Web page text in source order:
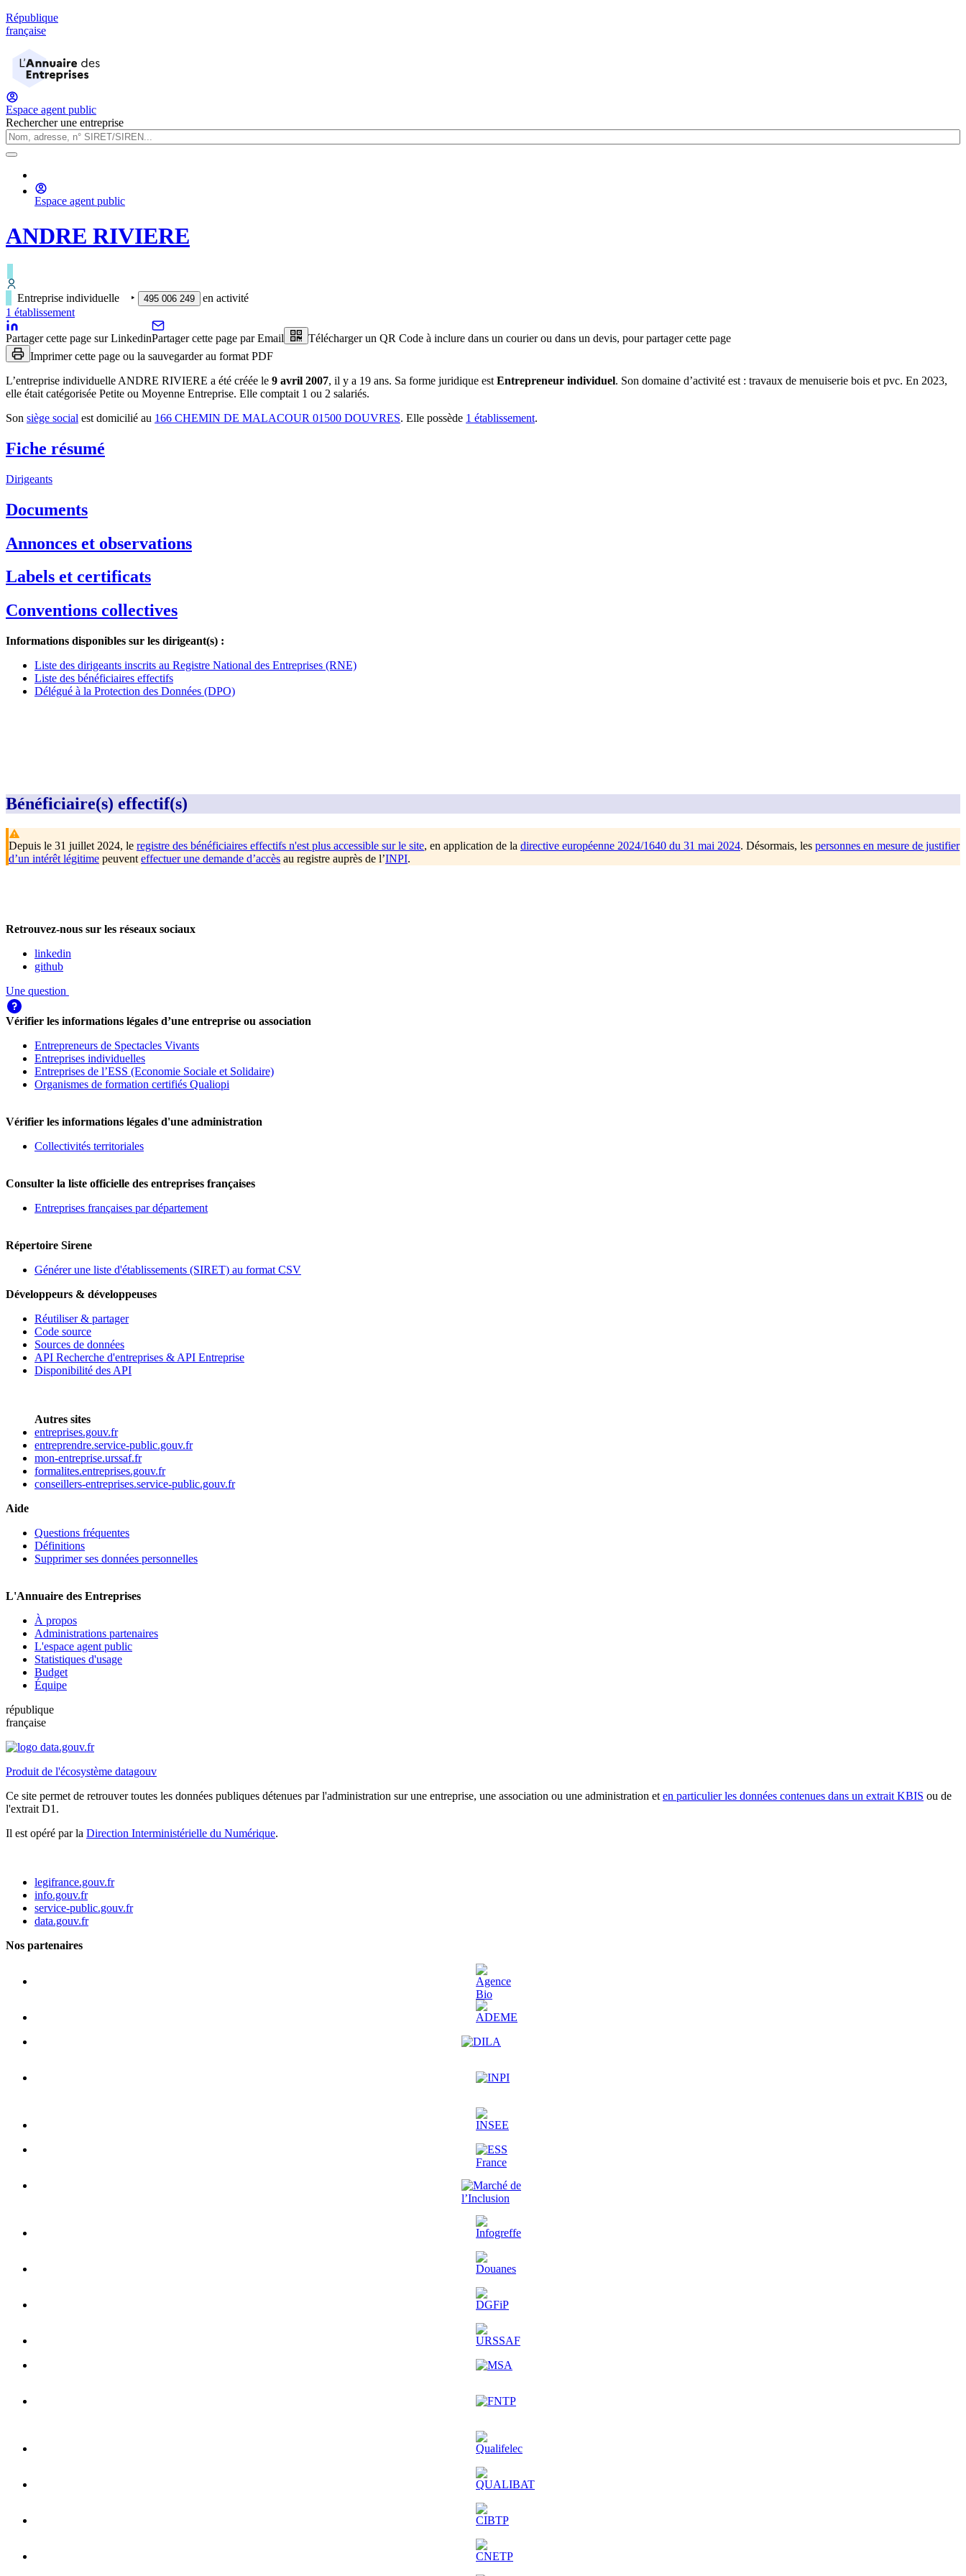
République
française
Espace agent public
Rechercher une entreprise
Espace agent public
ANDRE RIVIERE
Entreprise individuelle ‣ 495 006 249
en activité
1 établissement
Partager cette page sur LinkedinPartager cette page par Email
Télécharger un QR Code à inclure dans un courier ou dans un devis, pour partager cette page
Imprimer cette page ou la sauvegarder au format PDF
L’entreprise individuelle ANDRE RIVIERE a été créée le 9 avril 2007, il y a 19 ans. Sa forme juridique est Entrepreneur individuel. Son domaine d’activité est : travaux de menuiserie bois et pvc. En 2023,
elle était catégorisée Petite ou Moyenne Entreprise. Elle comptait 1 ou 2 salariés.
Son siège social est domicilié au 166 CHEMIN DE MALACOUR 01500 DOUVRES. Elle possède 1 établissement.
Fiche résumé
Dirigeants
Documents
Annonces et observations
Labels et certificats
Conventions collectives
Informations disponibles sur les dirigeant(s) :
Liste des dirigeants inscrits au Registre National des Entreprises (RNE)
Liste des bénéficiaires effectifs
Délégué à la Protection des Données (DPO)
Bénéficiaire(s) effectif(s)
Depuis le 31 juillet 2024, le registre des bénéficiaires effectifs n'est plus accessible sur le site, en application de la directive européenne 2024/1640 du 31 mai 2024. Désormais, les personnes en mesure de justifier
d’un intérêt légitime peuvent effectuer une demande d’accès au registre auprès de l’INPI.
Retrouvez-nous sur les réseaux sociaux
linkedin
github
Une question
Vérifier les informations légales d’une entreprise ou association
Entrepreneurs de Spectacles Vivants
Entreprises individuelles
Entreprises de l’ESS (Economie Sociale et Solidaire)
Organismes de formation certifiés Qualiopi
Vérifier les informations légales d'une administration
Collectivités territoriales
Consulter la liste officielle des entreprises françaises
Entreprises françaises par département
Répertoire Sirene
Générer une liste d'établissements (SIRET) au format CSV
Développeurs & développeuses
Réutiliser & partager
Code source
Sources de données
API Recherche d'entreprises & API Entreprise
Disponibilité des API
Autres sites
entreprises.gouv.fr
entreprendre.service-public.gouv.fr
mon-entreprise.urssaf.fr
formalites.entreprises.gouv.fr
conseillers-entreprises.service-public.gouv.fr
Aide
Questions fréquentes
Définitions
Supprimer ses données personnelles
L'Annuaire des Entreprises
À propos
Administrations partenaires
L'espace agent public
Statistiques d'usage
Budget
Équipe
république
française
Produit de l'écosystème datagouv
Ce site permet de retrouver toutes les données publiques détenues par l'administration sur une entreprise, une association ou une administration et en particulier les données contenues dans un extrait KBIS ou de
l'extrait D1.
Il est opéré par la Direction Interministérielle du Numérique.
legifrance.gouv.fr
info.gouv.fr
service-public.gouv.fr
data.gouv.fr
Nos partenaires